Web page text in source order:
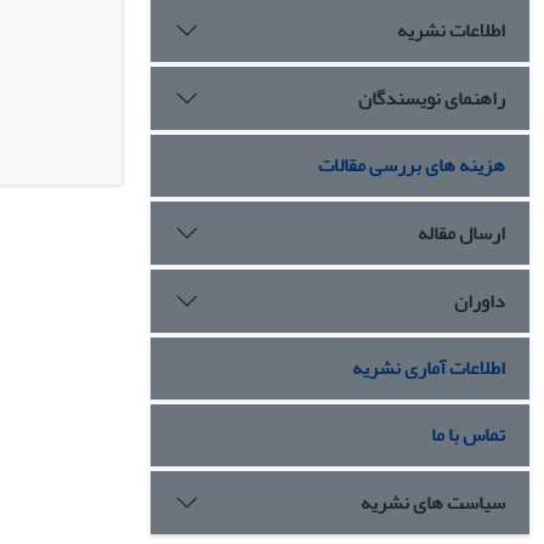
اطلاعات نشریه
راهنمای نویسندگان
هزینه های بررسی مقالات
ارسال مقاله
داوران
اطلاعات آماری نشریه
تماس با ما
سیاست های نشریه